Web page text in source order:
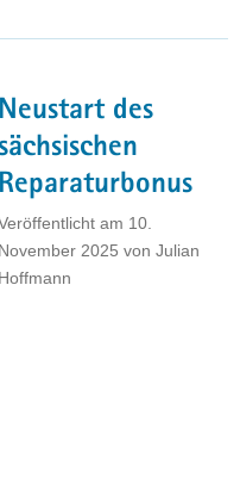
Neustart des
sächsischen
Reparaturbonus
am 10.
November 2025 von Julian
Hoffmann